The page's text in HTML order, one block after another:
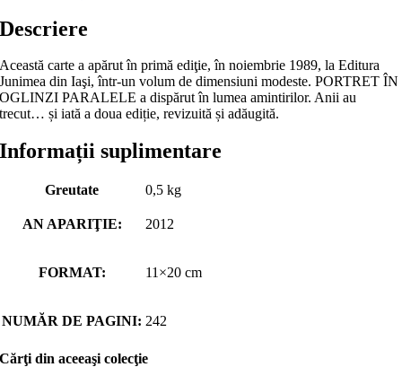
Descriere
Această carte a apărut în primă ediţie, în noiembrie 1989, la Editura
Junimea din Iaşi, într-un volum de dimensiuni modeste. PORTRET ÎN
OGLINZI PARALELE a dispărut în lumea amintirilor. Anii au
trecut… și iată a doua ediție, revizuită și adăugită.
Informații suplimentare
Greutate 0,5 kg
AN APARIŢIE: 2012
FORMAT: 11×20 cm
NUMĂR DE PAGINI: 242
Cărţi din aceeaşi colecţie